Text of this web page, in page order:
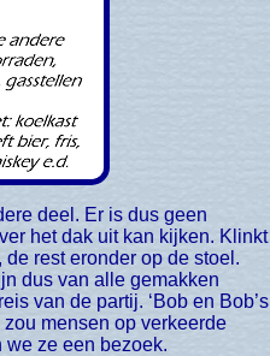
het dak uit kan kijken. Klinkt
rest eronder op de stoel.
dus van alle gemakken
van de partij. ‘Bob en Bob’s
zou mensen op verkeerde
we ze een bezoek.